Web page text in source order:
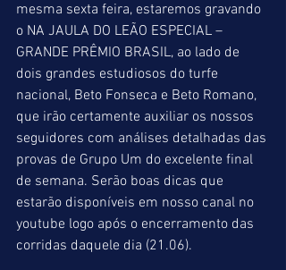
mesma sexta feira, estaremos gravando
o NA JAULA DO LEÃO ESPECIAL –
GRANDE PRÊMIO BRASIL, ao lado de
dois grandes estudiosos do turfe
nacional, Beto Fonseca e Beto Romano,
que irão certamente auxiliar os nossos
seguidores com análises detalhadas das
provas de Grupo Um do excelente final
de semana. Serão boas dicas que
estarão disponíveis em nosso canal no
youtube logo após o encerramento das
corridas daquele dia (21.06).